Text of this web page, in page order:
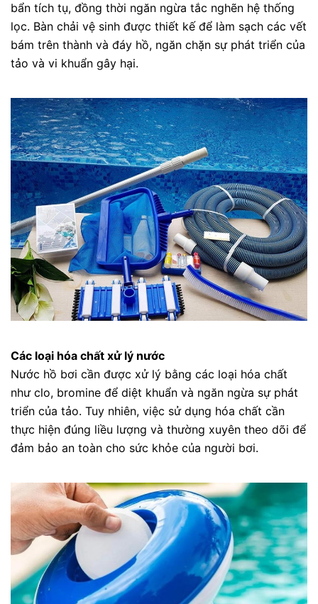
bẩn tích tụ, đồng thời ngăn ngừa tắc nghẽn hệ thống
lọc. Bàn chải vệ sinh được thiết kế để làm sạch các vết
bám trên thành và đáy hồ, ngăn chặn sự phát triển của
tảo và vi khuẩn gây hại.
Các loại hóa chất xử lý nước
Nước hồ bơi cần được xử lý bằng các loại hóa chất
như clo, bromine để diệt khuẩn và ngăn ngừa sự phát
triển của tảo. Tuy nhiên, việc sử dụng hóa chất cần
thực hiện đúng liều lượng và thường xuyên theo dõi để
đảm bảo an toàn cho sức khỏe của người bơi.